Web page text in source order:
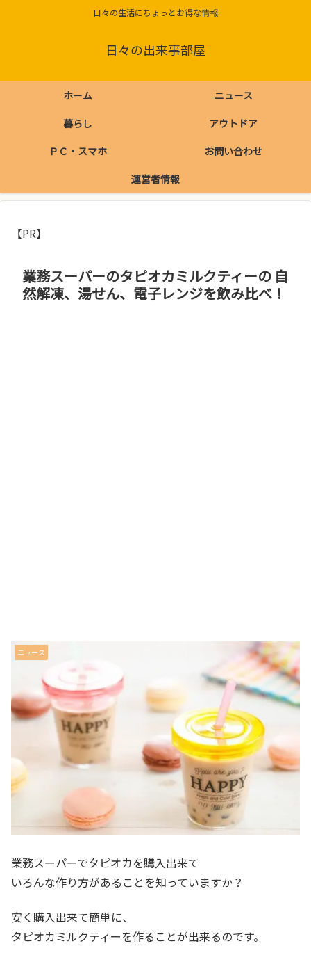
日々の生活にちょっとお得な情報
日々の出来事部屋
ホーム
ニュース
暮らし
アウトドア
ＰＣ・スマホ
お問い合わせ
運営者情報
【PR】
業務スーパーのタピオカミルクティーの 自
然解凍、湯せん、電子レンジを飲み比べ！
ニュース
業務スーパーでタピオカを購入出来て
いろんな作り方があることを知っていますか？
安く購入出来て簡単に、
タピオカミルクティーを作ることが出来るのです。